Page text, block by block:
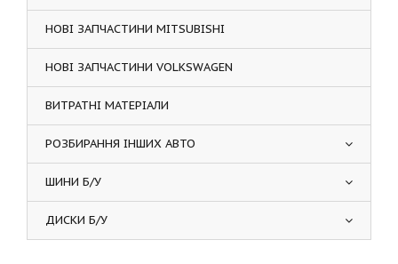
НОВІ ЗАПЧАСТИНИ MITSUBISHI
НОВІ ЗАПЧАСТИНИ VOLKSWAGEN
ВИТРАТНІ МАТЕРІАЛИ
РОЗБИРАННЯ ІНШИХ АВТО
ШИНИ Б/У
ДИСКИ Б/У